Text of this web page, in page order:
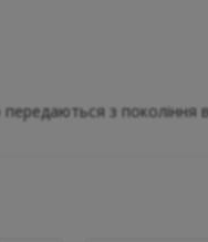
з покоління в